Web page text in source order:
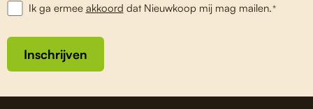
Ik ga ermee akkoord dat Nieuwkoop mij mag mailen.*
Inschrijven